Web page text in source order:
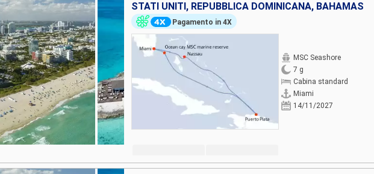
STATI UNITI, REPUBBLICA DOMINICANA, BAHAMAS
Pagamento in 4X
MSC Seashore
7 g
Cabina standard
Miami
14/11/2027